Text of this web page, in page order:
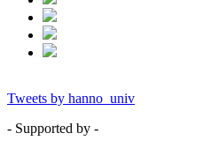
Tweets by hanno_univ
- Supported by -